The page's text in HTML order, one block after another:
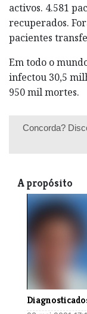
activos. 4.581
recuperados.
pacientes
Em todo o
infectou 30,5
950 mil mortes.
Concorda?
A propósito